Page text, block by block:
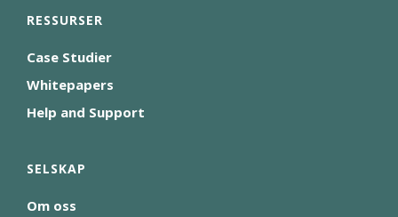
RESSURSER
Case Studier
Whitepapers
Help and Support
SELSKAP
Om oss